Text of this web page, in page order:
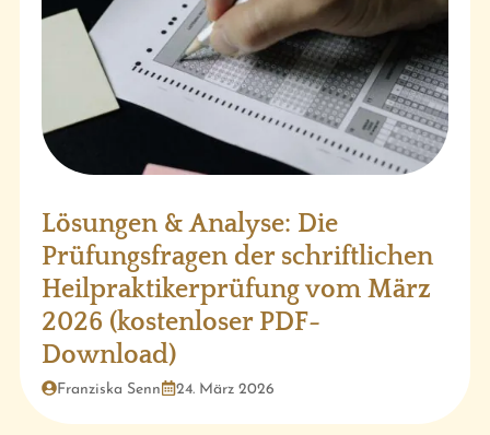
Lösungen & Analyse: Die
Prüfungsfragen der schriftlichen
Heilpraktikerprüfung vom März
2026 (kostenloser PDF-
Download)
Franziska Senn 24. März 2026